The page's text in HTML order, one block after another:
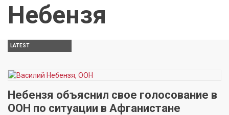
Небензя
LATEST
Небензя объяснил свое голосование в
ООН по ситуации в Афганистане